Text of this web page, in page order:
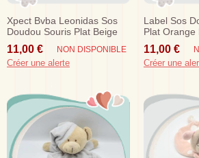
Xpect Bvba Leonidas Sos
Doudou Souris Plat Beige
Ecru
11,00 € NON DISPONIBLE
Créer une alerte
Label Sos
Plat Orange
11,00 €
Créer une